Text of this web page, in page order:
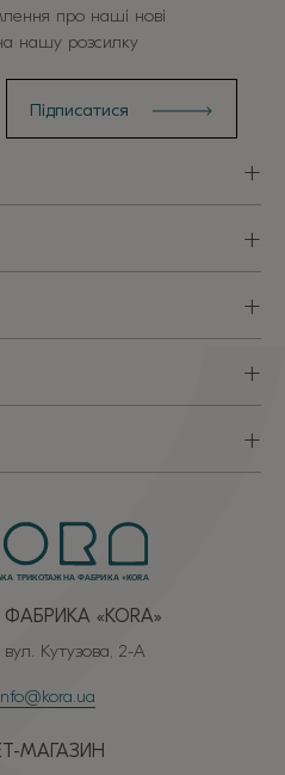
«КОRА»
Кутузова, 2-А
МАГАЗИН
про наші нові
нашу розсилку